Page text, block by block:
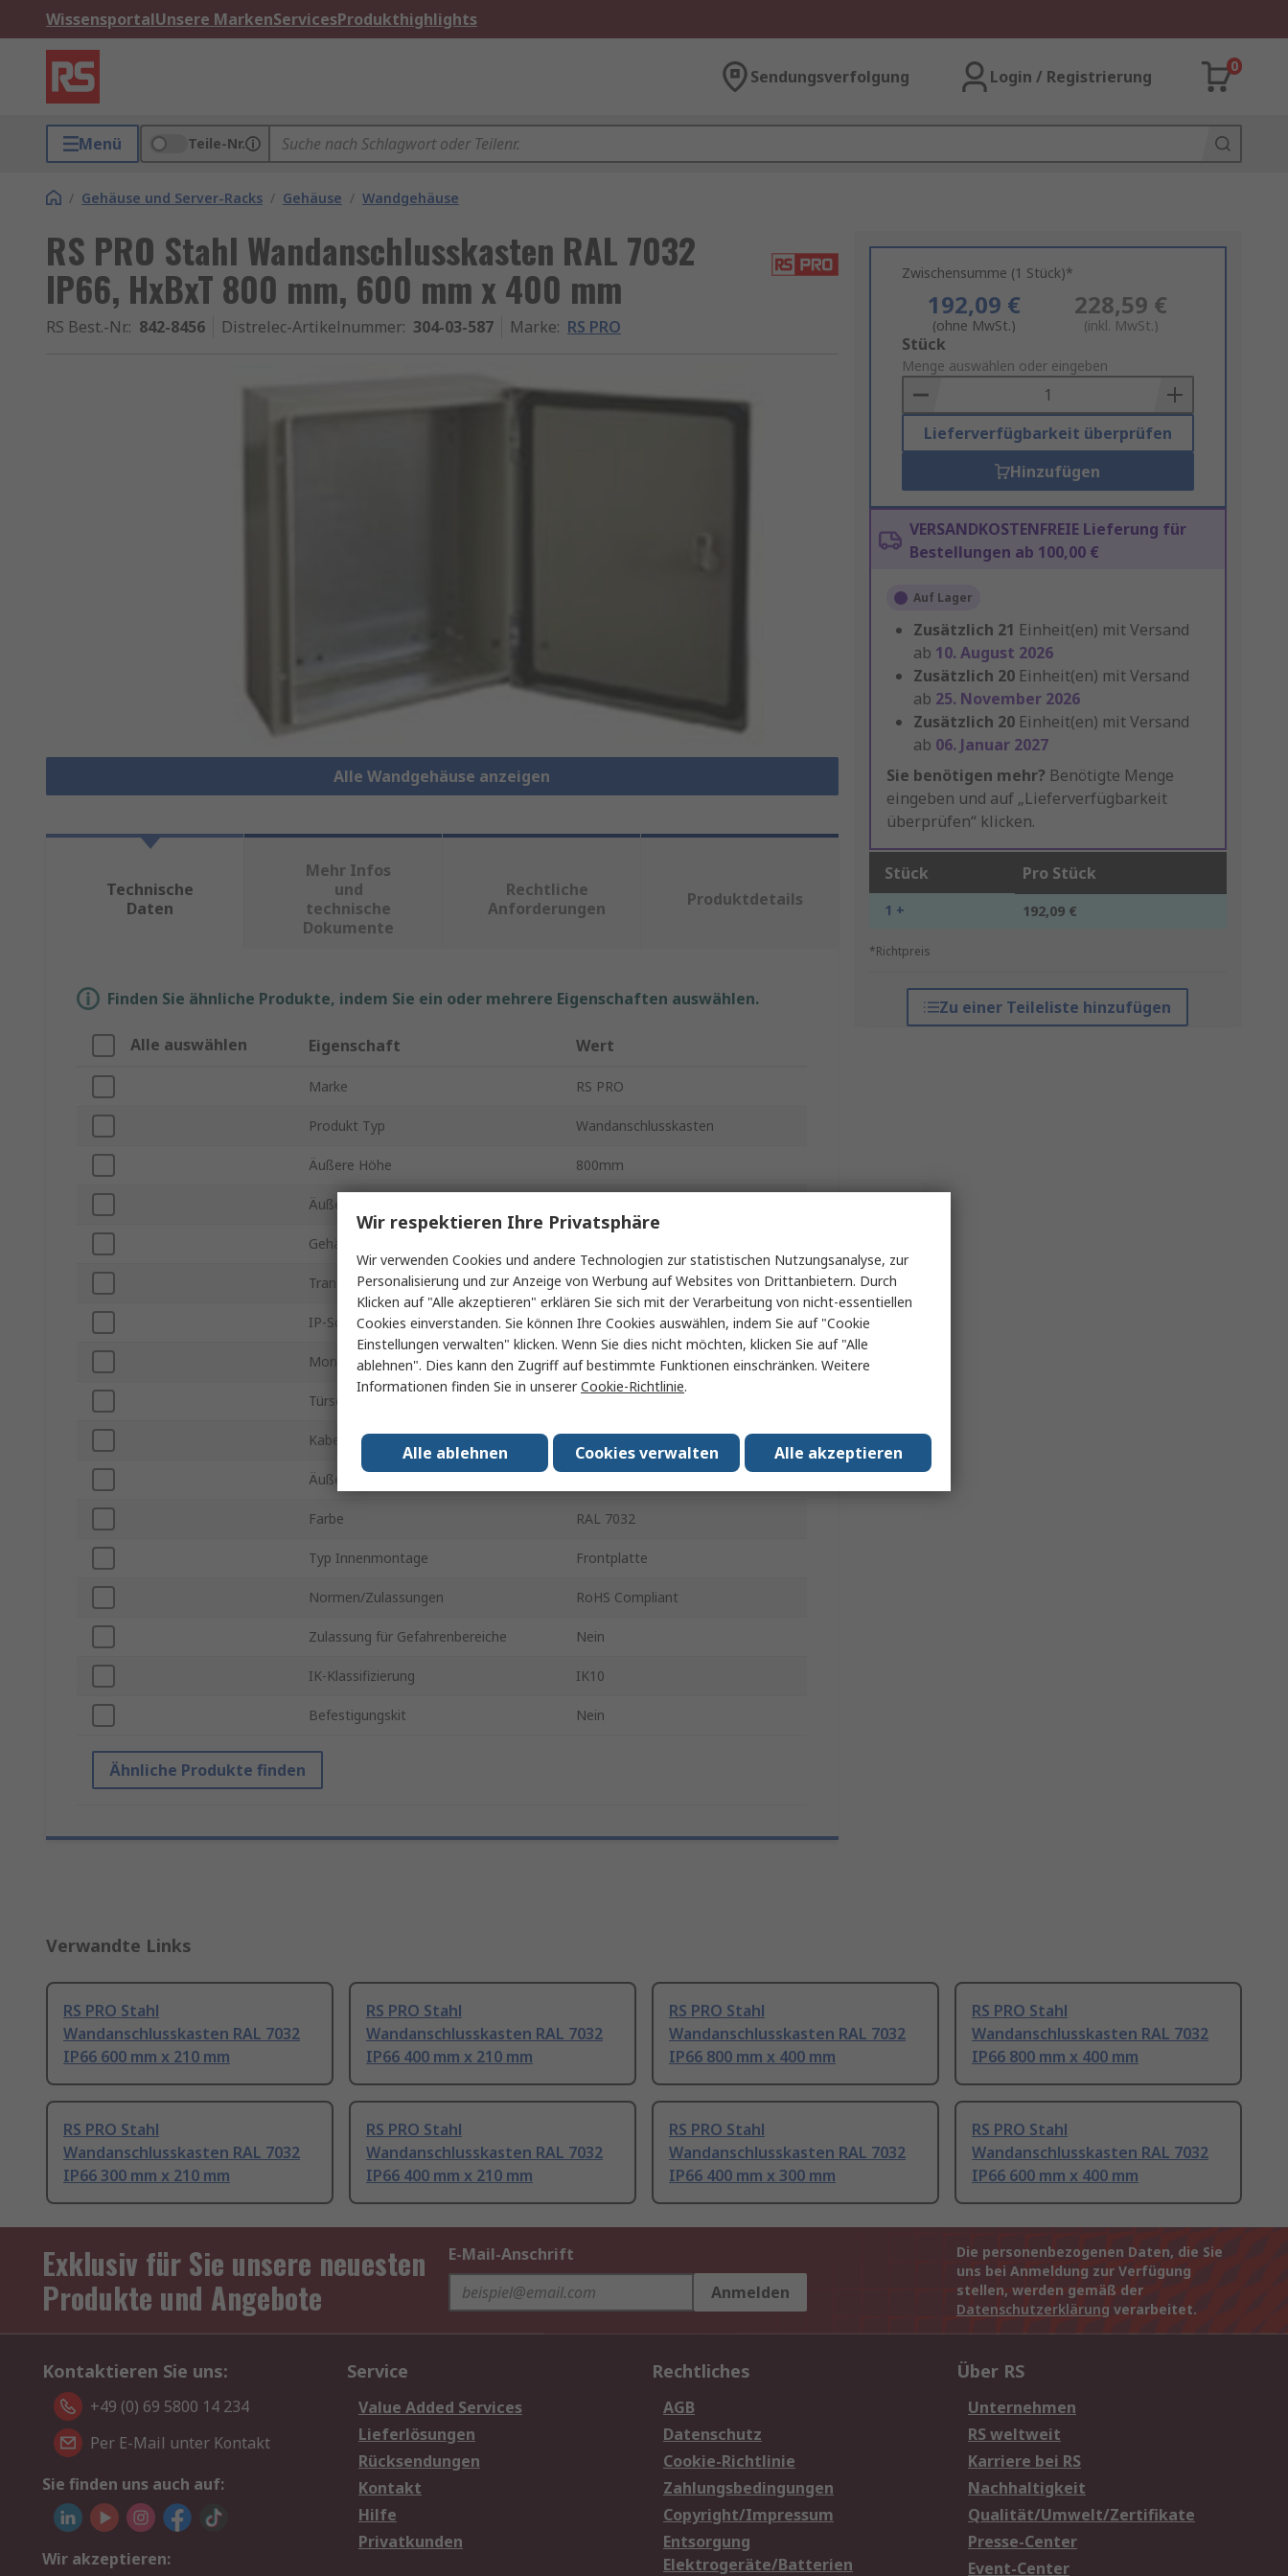
WissensportalUnsere MarkenServicesProdukthighlights
Sendungsverfolgung Login / Registrierung
0
Menü Teile-Nr.
/ Gehäuse und Server-Racks / Gehäuse / Wandgehäuse
RS PRO Stahl Wandanschlusskasten RAL 7032
IP66, HxBxT 800 mm, 600 mm x 400 mm
RS Best.-Nr.: 842-8456 Distrelec-Artikelnummer: 304-03-587 Marke: RS PRO
Alle Wandgehäuse anzeigen
Zwischensumme (1 Stück)*
192,09 €
(ohne MwSt.)
228,59 €
(inkl. MwSt.)
Add
to
Basket
Stück
Menge auswählen oder eingeben
Lieferverfügbarkeit überprüfen
Hinzufügen
VERSANDKOSTENFREIE Lieferung für
Bestellungen ab 100,00 €
Auf Lager
Zusätzlich 21 Einheit(en) mit Versand
ab 10. August 2026
Zusätzlich 20 Einheit(en) mit Versand
ab 25. November 2026
Zusätzlich 20 Einheit(en) mit Versand
ab 06. Januar 2027
Sie benötigen mehr? Benötigte Menge
eingeben und auf „Lieferverfügbarkeit
überprüfen“ klicken.
Stück Pro Stück
1 + 192,09 €
*Richtpreis
Zu einer Teileliste hinzufügen
Technische
Daten
Mehr Infos
und
technische
Dokumente
Rechtliche
Anforderungen
Produktdetails
Finden Sie ähnliche Produkte, indem Sie ein oder mehrere Eigenschaften auswählen.
Alle auswählen Eigenschaft Wert
Marke RS PRO
Produkt Typ Wandanschlusskasten
Äußere Höhe 800mm
Äußere Tiefe
Gehäusematerial
Transparente Tür Nein
IP-Schutzart IP66
Montageplatte Ja
Türschloss-Typ
Kabeleinführungsplatte
Äußere Breite
Farbe RAL 7032
Typ Innenmontage Frontplatte
Normen/Zulassungen RoHS Compliant
Zulassung für Gefahrenbereiche Nein
IK-Klassifizierung IK10
Befestigungskit Nein
Ähnliche Produkte finden
Verwandte Links
RS PRO Stahl
Wandanschlusskasten RAL 7032
IP66 600 mm x 210 mm
RS PRO Stahl
Wandanschlusskasten RAL 7032
IP66 400 mm x 210 mm
RS PRO Stahl
Wandanschlusskasten RAL 7032
IP66 800 mm x 400 mm
RS PRO Stahl
Wandanschlusskasten RAL 7032
IP66 800 mm x 400 mm
RS PRO Stahl
Wandanschlusskasten RAL 7032
IP66 300 mm x 210 mm
RS PRO Stahl
Wandanschlusskasten RAL 7032
IP66 400 mm x 210 mm
RS PRO Stahl
Wandanschlusskasten RAL 7032
IP66 400 mm x 300 mm
RS PRO Stahl
Wandanschlusskasten RAL 7032
IP66 600 mm x 400 mm
Exklusiv für Sie unsere neuesten
Produkte und Angebote
E-Mail-Anschrift
Anmelden
Die personenbezogenen Daten, die Sie
uns bei Anmeldung zur Verfügung
stellen, werden gemäß der
Datenschutzerklärung verarbeitet.
Kontaktieren Sie uns:
+49 (0) 69 5800 14 234
Per E-Mail unter Kontakt
Sie finden uns auch auf:
Wir akzeptieren:
Service
Value Added Services
Lieferlösungen
Rücksendungen
Kontakt
Hilfe
Privatkunden
Rechtliches
AGB
Datenschutz
Cookie-Richtlinie
Zahlungsbedingungen
Copyright/Impressum
Entsorgung
Elektrogeräte/Batterien
Über RS
Unternehmen
RS weltweit
Karriere bei RS
Nachhaltigkeit
Qualität/Umwelt/Zertifikate
Presse-Center
Event-Center
Wir respektieren Ihre Privatsphäre
Wir verwenden Cookies und andere Technologien zur statistischen Nutzungsanalyse, zur
Personalisierung und zur Anzeige von Werbung auf Websites von Drittanbietern. Durch
Klicken auf "Alle akzeptieren" erklären Sie sich mit der Verarbeitung von nicht-essentiellen
Cookies einverstanden. Sie können Ihre Cookies auswählen, indem Sie auf "Cookie
Einstellungen verwalten" klicken. Wenn Sie dies nicht möchten, klicken Sie auf "Alle
ablehnen". Dies kann den Zugriff auf bestimmte Funktionen einschränken. Weitere
Informationen finden Sie in unsererCookie-Richtlinie.
Alle akzeptieren
Cookies verwalten
Alle ablehnen